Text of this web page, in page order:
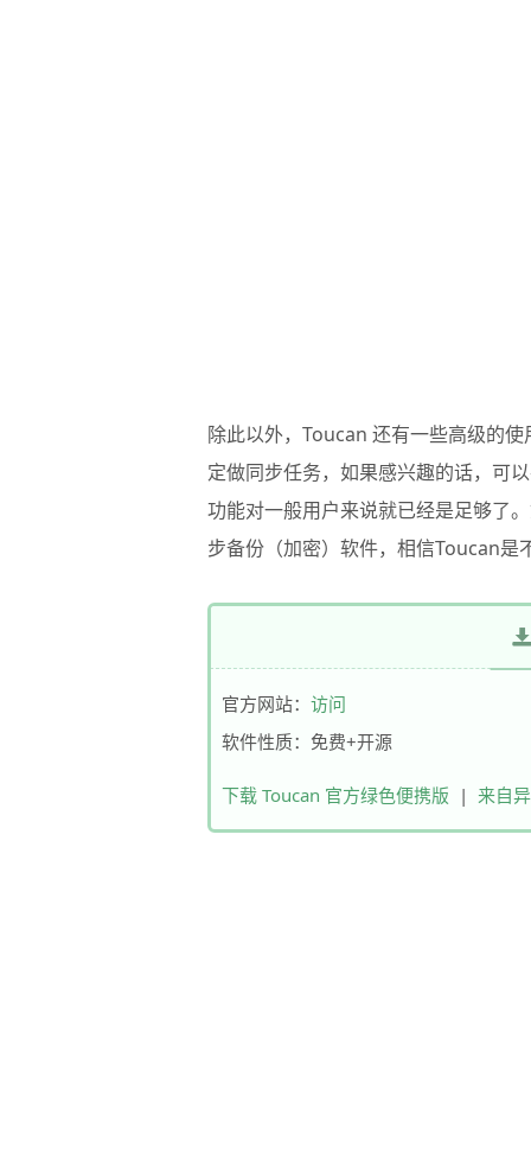
除此以外， Toucan 还有一些高级的
定做同步任务，如果感兴趣的话，可
功能对一般用户来说就已经是足够了
步备份（加密）软件，相信Toucan是
官方网站： 访问
软件性质：免费+开源
下载 Toucan 官方绿色便携版 | 来自